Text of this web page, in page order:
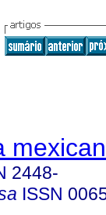
2448-
ISSN